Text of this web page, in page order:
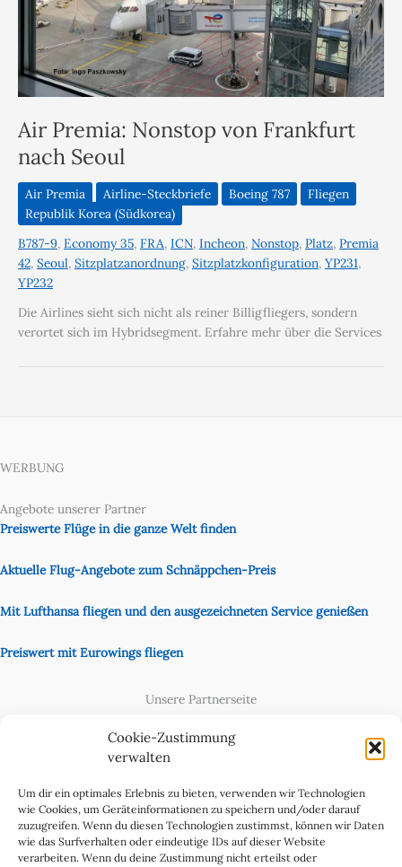
Cookie-Zustimmung
verwalten
Um dir ein optimales Erlebnis zu bieten, verwenden wir Technologien
wie Cookies, um Geräteinformationen zu speichern und/oder darauf
zuzugreifen. Wenn du diesen Technologien zustimmst, können wir Daten
wie das Surfverhalten oder eindeutige IDs auf dieser Website
verarbeiten. Wenn du deine Zustimmung nicht erteilst oder
Air Premia: Nonstop von Frankfurt
nach Seoul
Air Premia Airline-Steckbriefe Boeing 787
Fliegen
Republik Korea (Südkorea)
B787-9, Economy 35, FRA, ICN, Incheon, Nonstop, Platz, Premia
42, Seoul, Sitzplatzanordnung, Sitzplatzkonfiguration, YP231,
YP232
Die Airlines sieht sich nicht als reiner Billigfliegers, sondern
verortet sich im Hybridsegment. Erfahre mehr über die Services
WERBUNG
Angebote unserer Partner
Preiswerte Flüge in die ganze Welt finden
Aktuelle Flug-Angebote zum Schnäppchen-Preis
Mit Lufthansa fliegen und den ausgezeichneten Service genießen
Preiswert mit Eurowings fliegen
Unsere Partnerseite